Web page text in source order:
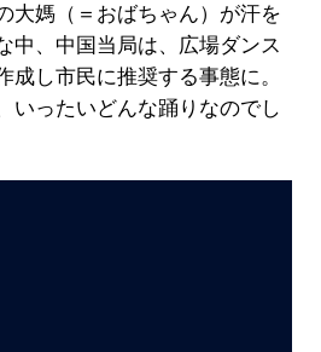
大媽（＝おばちゃん）が汗を
中、中国当局は、広場ダンス
成し市民に推奨する事態に。
いったいどんな踊りなのでし